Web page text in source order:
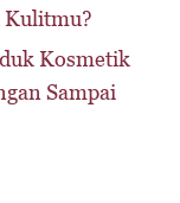
Kulitmu?
Kosmetik
Sampai